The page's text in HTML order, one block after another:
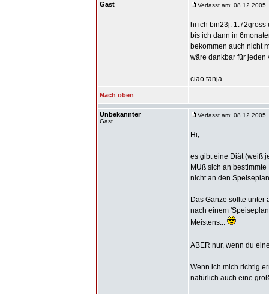
Gast Verfasst am:
hi ich bin23j.
bis ich dann in
bekommen auch nicht
wäre dankbar für jeden
ciao tanja
Nach oben
Unbekannter
Gast
Verfasst am:
Hi,
es gibt eine Diät (weiß
MUß sich an
nicht an den
Das Ganze sollte unter
nach einem
Meistens...
ABER nur, wenn du
Wenn ich mich richtig
natürlich auch eine